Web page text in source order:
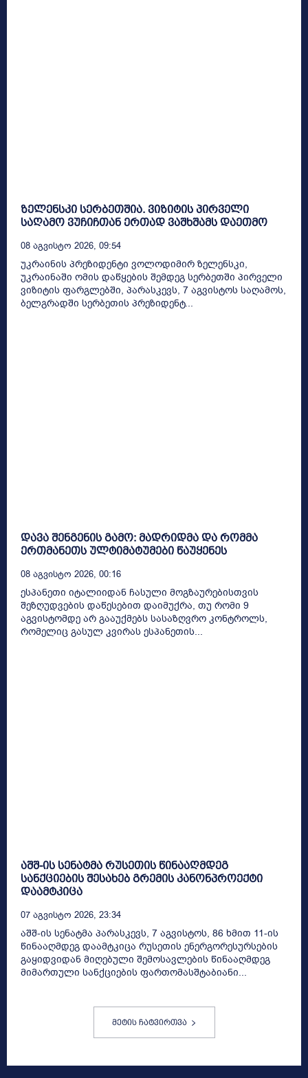
ზელენსკი სერბეთშია. ვიზიტის პირველი
საღამო ვუჩიჩთან ერთად ვაშხშამს დაეთმო
08 Აგვისტო 2026, 09:54
უკრაინის პრეზიდენტი ვოლოდიმირ ზელენსკი,
უკრაინაში ომის დაწყების შემდეგ სერბეთში პირველი
ვიზიტის ფარგლებში, პარასკევს, 7 აგვისტოს საღამოს,
ბელგრადში სერბეთის პრეზიდენტ...
დავა შენგენის გამო: მადრიდმა და რომმა
ერთმანეთს ულტიმატუმები წაუყენეს
08 Აგვისტო 2026, 00:16
ესპანეთი იტალიიდან ჩასული მოგზაურებისთვის
შეზღუდვების დაწესებით დაიმუქრა, თუ რომი 9
აგვისტომდე არ გააუქმებს სასაზღვრო კონტროლს,
რომელიც გასულ კვირას ესპანეთის...
აშშ-ის სენატმა რუსეთის წინააღმდეგ
სანქციების შესახებ გრემის კანონპროექტი
დაამტკიცა
07 Აგვისტო 2026, 23:34
აშშ-ის სენატმა პარასკევს, 7 აგვისტოს, 86 ხმით 11-ის
წინააღმდეგ დაამტკიცა რუსეთის ენერგორესურსების
გაყიდვიდან მიღებული შემოსავლების წინააღმდეგ
მიმართული სანქციების ფართომასშტაბიანი...
მეტის ჩატვირთვა